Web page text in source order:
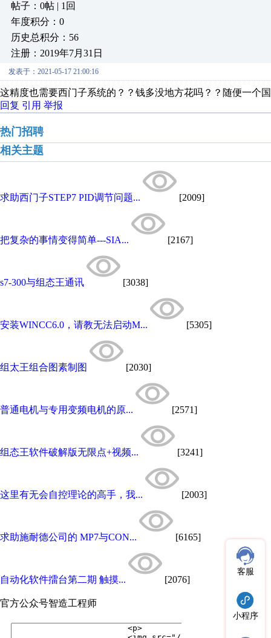
帖子：0帖 | 1回
年度积分：0
历史总积分：56
注册：2019年7月31日
发表于：2021-05-17 21:00:16
这精度也需要西门子系统的？？钱多没地方花吗？？随便一个
回复 引用 举报
热门招聘
相关主题
求助西门子STEP7 PID调节问题... [2009]
把复杂的事情变得简单---SIA... [2167]
s7-300与组态王通讯 [3038]
安装WINCC6.0，请教无法启动M... [5305]
组太王组合图素制图 [2030]
普通电机与专用变频电机的原... [2571]
组态王软件破解版无限点+视频... [3241]
这里有无会自控理论的高手，我... [2003]
求助施耐德公司的 MP7与CON... [6165]
自动化软件擂台第二期 触摸... [2076]
官方公众号智造工程师
客服
小程序